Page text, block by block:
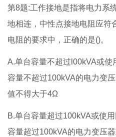
第8题:工作接地是指将电力系
地相连，中性点接地电阻应符
电阻的要求中，正确的是()。
A.单台容量不超过l00kVA或使
容量不超过100kVA的电力变
值不得大于4Ω
B.单台容量超过100kVA或使
容量超过100kVA的电力变压